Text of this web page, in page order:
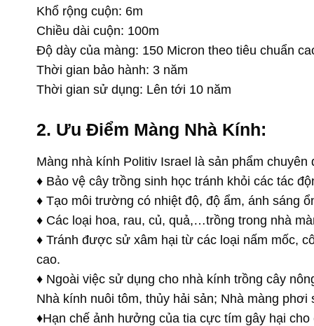
Khổ rộng cuộn: 6m
Chiều dài cuộn: 100m
Độ dày của màng: 150 Micron theo tiêu chuẩn
Thời gian bảo hành: 3 năm
Thời gian sử dụng: Lên tới 10 năm
2. Ưu Điểm Màng Nhà Kính:
Màng nhà kính Politiv Israel là sản phẩm
♦ Bảo vệ cây trồng sinh học tránh khỏi các tác
♦ Tạo môi trường có nhiệt độ, độ ẩm, ánh sáng
♦ Các loại hoa, rau, củ, quả,…trồng trong nhà
♦ Tránh được sử xâm hại từ các loại nấm mốc,
cao.
♦ Ngoài việc sử dụng cho nhà kính trồng cây
Nhà kính nuôi tôm, thủy hải sản; Nhà màng
♦Hạn chế ảnh hưởng của tia cực tím gây hại